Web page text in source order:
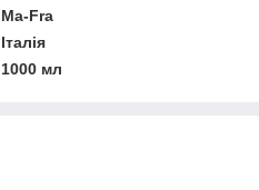
Ma-Fra
Італія
1000 мл